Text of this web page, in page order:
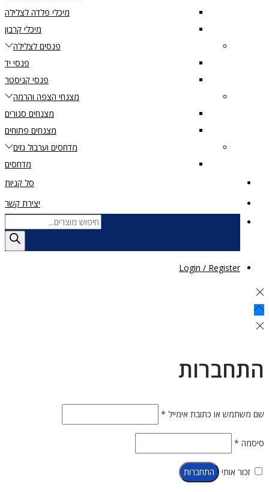
מיכלי פלדה לצלילה
מיכלי קרבון
פנסים לצלילה
פנסי יד
פנסי קניסטר
מצנחי הצפה והרמה
מצנחים סגורים
מצנחים פתוחים
מדחסים וערבול גזים
מדחסים
סל קניות
יצירת קשר
Login / Register
משתמש או כתובת אימייל*
*
זכור אותי התחברות